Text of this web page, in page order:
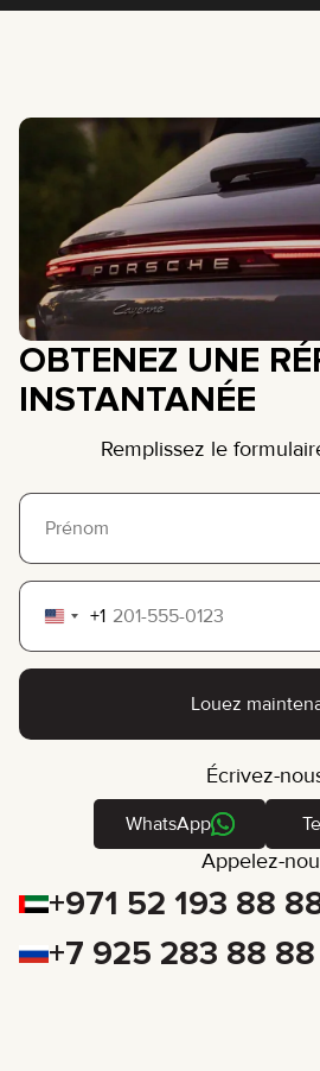
OBTENEZ UNE
INSTANTANÉE
Remplissez le
United
States
+1
Louez
Écrivez-
WhatsApp
Appelez-
+971 52 193 88
+7 925 283 88 88